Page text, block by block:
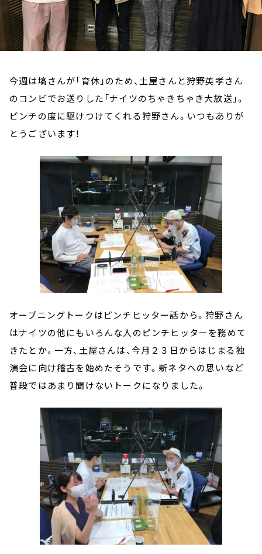
今週は塙さんが「育休」のため、土屋さんと狩野英孝さん
のコンビでお送りした「ナイツのちゃきちゃき大放送」。
ピンチの度に駆けつけてくれる狩野さん。いつもありが
とうございます！
オープニングトークはピンチヒッター話から。狩野さん
はナイツの他にもいろんな人のピンチヒッターを務めて
きたとか。一方、土屋さんは、今月２３日からはじまる独
演会に向け稽古を始めたそうです。新ネタへの思いなど
普段ではあまり聞けないトークになりました。